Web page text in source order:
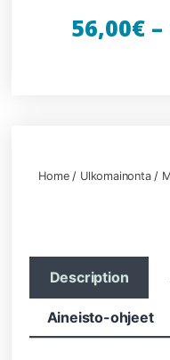
56,00€ –
Home/ Ulkomainonta/
Description
Aineisto-ohjeet